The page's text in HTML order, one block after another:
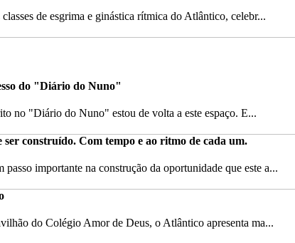
de esgrima e ginástica rítmica do Atlântico, celebr...
do "Diário do Nuno"
no "Diário do Nuno" estou de volta a este espaço. E...
construído. Com tempo e ao ritmo de cada um.
passo importante na construção da oportunidade que este a...
do Colégio Amor de Deus, o Atlântico apresenta ma...